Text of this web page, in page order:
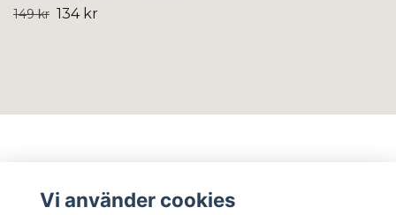
149 kr 134 kr
Vi använder cookies